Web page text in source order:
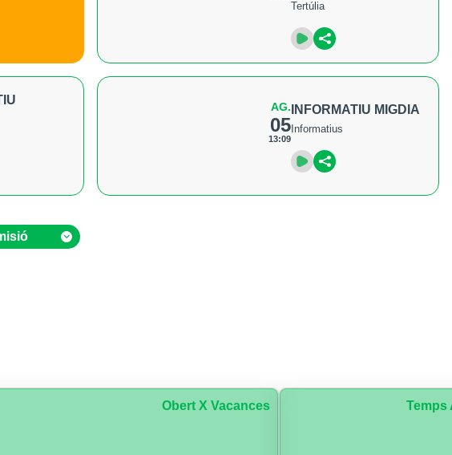
Tertúlia
AG.
05
13:09
INFORMATIU MIGDIA
Informatius
Obert X Vacances Temps